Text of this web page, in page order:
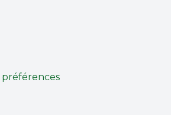
préférences